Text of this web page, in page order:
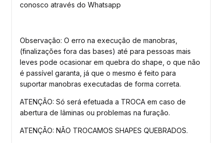
conosco através do Whatsapp
Observação: O erro na execução de manobras,
(finalizações fora das bases) até para pessoas mais
leves pode ocasionar em quebra do shape, o que não
é passível garanta, já que o mesmo é feito para
suportar manobras executadas de forma correta.
ATENÇÃO: Só será efetuada a TROCA em caso de
abertura de lâminas ou problemas na furação.
ATENÇÃO: NÃO TROCAMOS SHAPES QUEBRADOS.